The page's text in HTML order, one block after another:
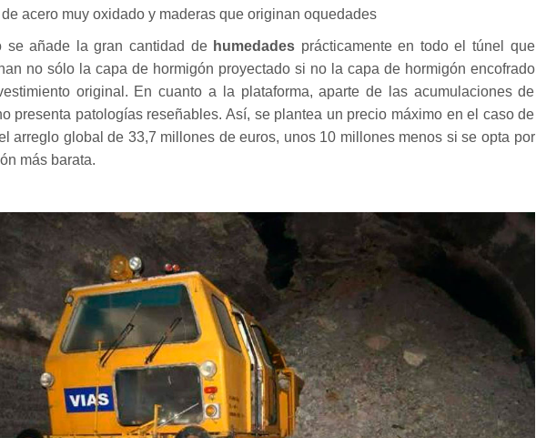
de acero muy oxidado y maderas que originan oquedades
se añade la gran cantidad de humedades prácticamente en todo el túnel que
no sólo la capa de hormigón proyectado si no la capa de hormigón encofrado
original. En cuanto a la plataforma, aparte de las acumulaciones de
presenta patologías reseñables. Así, se plantea un precio máximo en el caso de
arreglo global de 33,7 millones de euros, unos 10 millones menos si se opta por
más barata.